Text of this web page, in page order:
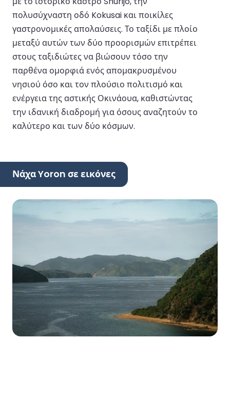
πολυσύχναστη οδό Kokusai και ποικίλες
γαστρονομικές απολαύσεις. Το ταξίδι με πλοίο
μεταξύ αυτών των δύο προορισμών επιτρέπει
στους ταξιδιώτες να βιώσουν τόσο την
παρθένα ομορφιά ενός απομακρυσμένου
νησιού όσο και τον πλούσιο πολιτισμό και
ενέργεια της αστικής Οκινάουα, καθιστώντας
την ιδανική διαδρομή για όσους αναζητούν το
καλύτερο και των δύο κόσμων.
Νάχα Yoron σε εικόνες